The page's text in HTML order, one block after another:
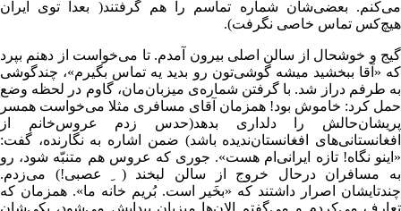
می‌کنم. بعضی‌شان شماره تماسم را هم گرفتند( بعدا توی ایران
هیچ‌کس تماس خاصی نگرفت).
گیج و خوشحال از سالن اصلی بیرون آمدم. تا می‌خواست از دهنم بپرد
که «آقا ببخشید میشه گوشی‌تون رو بدید یه تماس بگیرم»، چندگوشی
به طرفم دراز شد. با گرفتن شماره‌ی میزبان‌مان، گاوم در لحظه وضع
حمل کرد: خاموش بود! همزمان آقای مسافری مثلا می‌خواست همسر
پریشان‌حالش را دلداری بدهد(حدس زدم عروس‌خانم از
افغانستانی‌های افغانستان‌ندیده باشد) ضمن اشاره به نگارنده، گفت:
«اینو نگاه! تازه ایرانی‌ام هست». جوری که عروس هم متنبّه شود، رو
به مسافران درحال خروج از سالن لبخند ( ِ عصبی!) می‌زدم.
چندتایشان اصرار داشتند که «بخَیر است. بُریم خانه ما». همزمان که
تعارف می‌کردم و می‌گفتم الان‌ها میزبان پیدایش می‌شود، یکی‌شان